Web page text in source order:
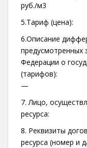
руб./м3
5.Тариф (цена):
6.Описание
предусмотренных
Федерации о
(тарифов):
—
7. Лицо,
ресурса:
8. Реквизиты
ресурса (номер и